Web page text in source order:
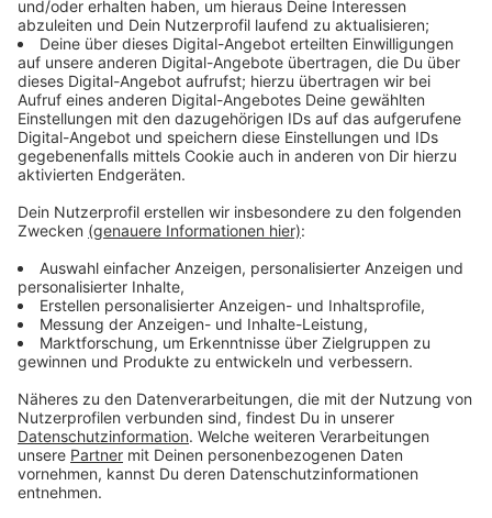
Immer auf dem Laufenden
bleiben!
Verpass' nichts mehr - mit unserem kostenlosen
ANTENNE BAYERN Newsletter. Ob Nachrichten,
Lifestyle oder unsere neuesten Aktionen - wir
informieren dich.
Zum Newsletter anmelden
Du möchtest uns etwas sagen?